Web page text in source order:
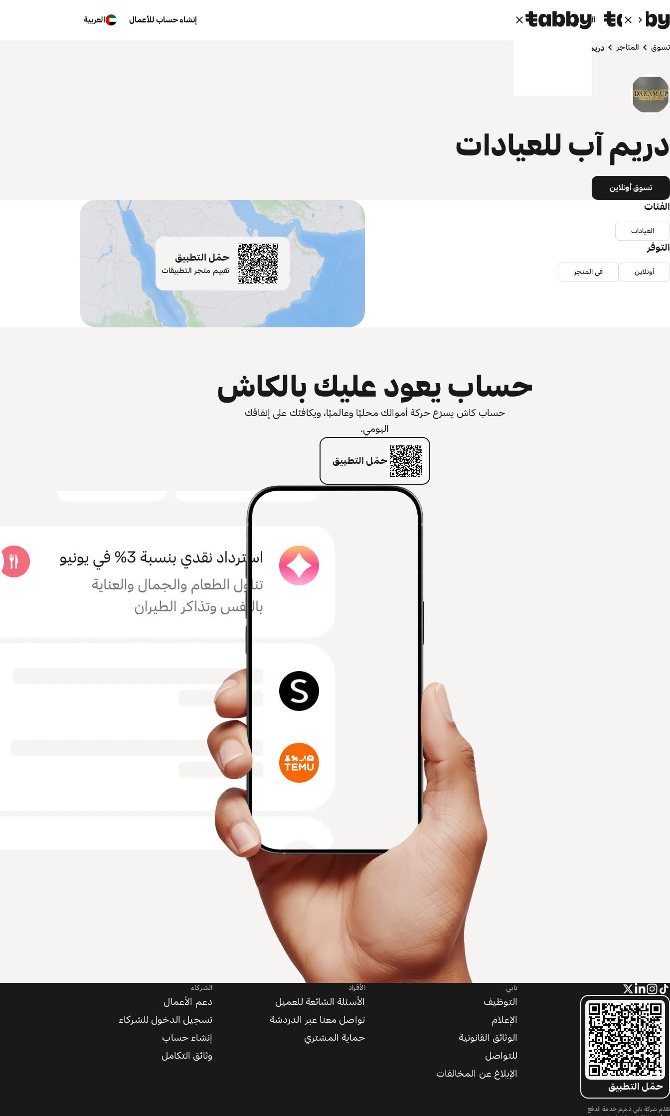
الأفراد الشركاء إنشاء حساب للأعمال العربية
تسوق المتاجر دريم آب للعيادات
دريم آب للعيادات
تسوق أونلاين
حمّل التطبيق
تقييم متجر التطبيقات
الفئات
العيادات
التوفر
أونلاين في المتجر
حساب يعود عليك بالكاش
حساب كاش يسرّع حركة أموالك محليًا وعالميًا، ويكافئك على إنفاقك
اليومي.
حمّل التطبيق
حمّل التطبيق
تقدّم شركة تابي ذ.م.م خدمة الدفع
تابي
التوظيف
الإعلام
الوثائق القانونية
للتواصل
الإبلاغ عن المخالفات
الأفراد
الأسئلة الشائعة للعميل
تواصل معنا عبر الدردشة
حماية المشتري
الشركاء
دعم الأعمال
تسجيل الدخول للشركاء
إنشاء حساب
وثائق التكامل